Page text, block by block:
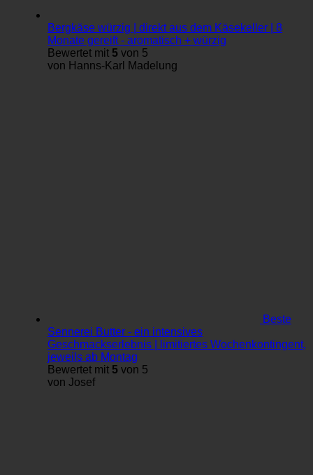
Bergkäse würzig | direkt aus dem Käsekeller | 8
Monate gereift - aromatisch + würzig
Bewertet mit 5 von 5
von Hanns-Karl Madelung
Beste
Sennerei Butter - ein intensives
Geschmackserlebnis | limitiertes Wochenkontingent,
jeweils ab Montag
Bewertet mit 5 von 5
von Josef